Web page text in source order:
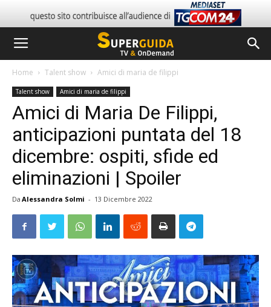
Home Talent show Amici di maria de filippi
Talent show Amici di maria de filippi
Amici di Maria De Filippi,
anticipazioni puntata del 18
dicembre: ospiti, sfide ed
eliminazioni | Spoiler
Da Alessandra Solmi - 13 Dicembre 2022